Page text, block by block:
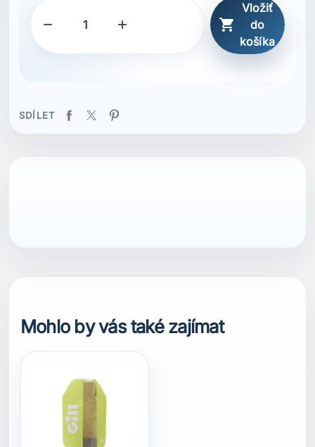
  
Vložiť
do
košíka
SDÍLET
Mohlo by vás také zajímat